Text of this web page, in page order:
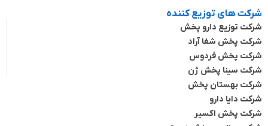
شرکت های توزیع کننده
شرکت توزیع دارو پخش
شرکت پخش شفا آراد
شرکت پخش فردوس
شرکت سینا پخش ژن
شرکت بهستان پخش
شرکت دایا دارو
شرکت پخش اکسیر